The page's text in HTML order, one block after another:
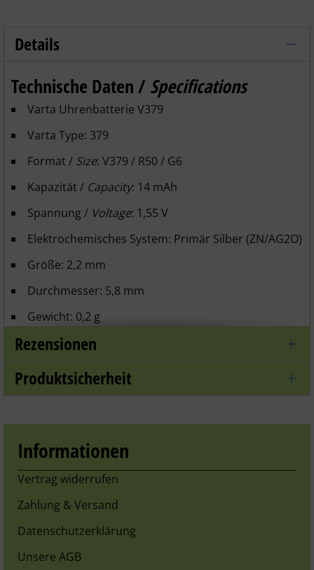
Details
Varta Uhrenbatterie Silberoxid V379 -
Technische Daten / Specifications
Varta Uhrenbatterie V379
Varta Type: 379
Format / Size: V379 / R50 / G6
Kapazität / Capacity: 14 mAh
Spannung / Voltage: 1,55 V
Elektrochemisches System: Primär Silber (ZN/AG2O)
Größe: 2,2 mm
Durchmesser: 5,8 mm
Gewicht: 0,2 g
Beschreibung /
Varta Uhrenbatterien
Genauigkeit bereitgestellt durch die VARTA
Rezensionen
Produktsicherheit
Informationen
Vertrag widerrufen
Zahlung & Versand
Datenschutzerklärung
Unsere AGB